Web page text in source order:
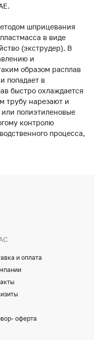
шприцевания
в виде
(экструдер). В
и
образом расплав
попадает в
быстро охлаждается
трубу нарезают и
полиэтиленовые
контролю
процесса,
и оплата
оферта